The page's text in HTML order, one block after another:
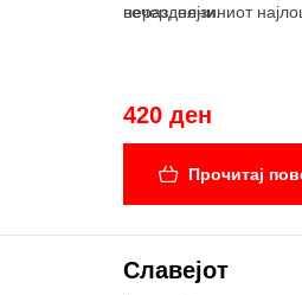
неразделни.
вечер, нејзиниот
420 ден
Прочитај
Славејот